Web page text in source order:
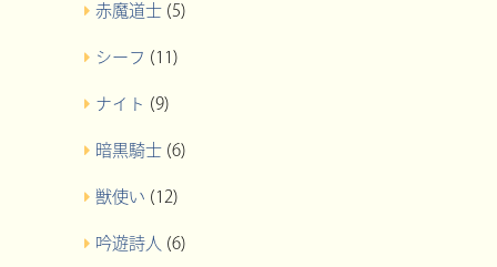
赤魔道士 (5)
シーフ (11)
ナイト (9)
暗黒騎士 (6)
獣使い (12)
吟遊詩人 (6)